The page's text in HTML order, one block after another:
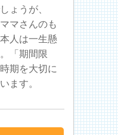
ょうが、
マさんのも
人は一生懸
「期間限
期を大切に
ます。